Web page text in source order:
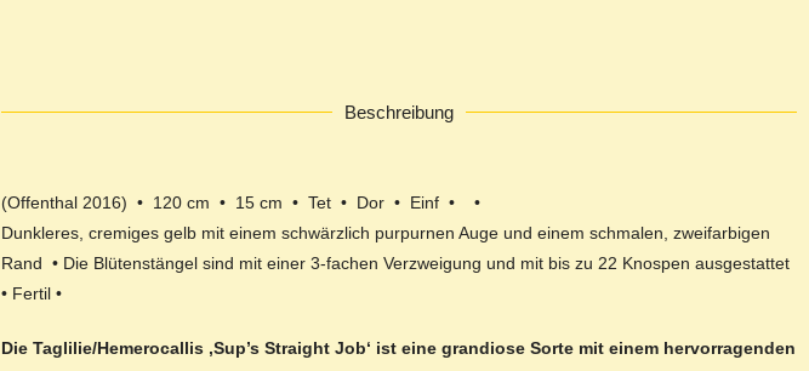
Beschreibung
(Offenthal 2016) • 120 cm • 15 cm • Tet • Dor • Einf • •
Dunkleres, cremiges gelb mit einem schwärzlich purpurnen Auge und einem schmalen, zweifarbigen
Rand • Die Blütenstängel sind mit einer 3-fachen Verzweigung und mit bis zu 22 Knospen ausgestattet
• Fertil •
Die Taglilie/Hemerocallis ‚Sup’s Straight Job‘ ist eine grandiose Sorte mit einem hervorragenden